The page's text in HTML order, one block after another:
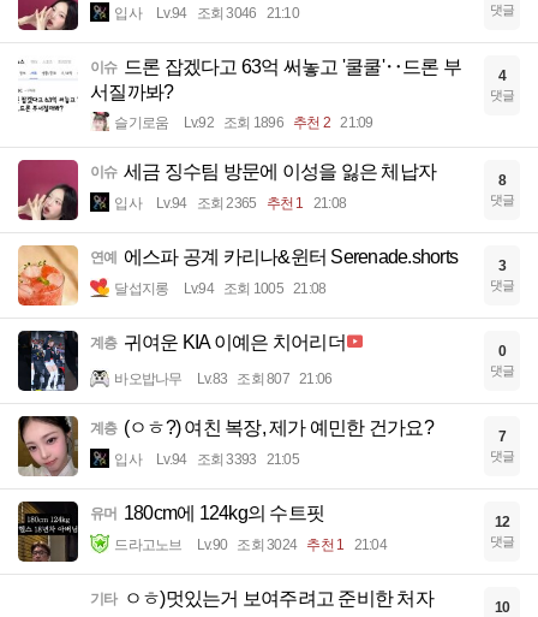
입사 Lv.94 조회 3046 21:10 댓글
이슈 드론 잡겠다고 63억 써놓고 '쿨쿨'‥드론 부
서질까봐?
슬기로움 Lv.92 조회 1896 추천 2 21:09
4
댓글
이슈 세금 징수팀 방문에 이성을 잃은 체납자
입사 Lv.94 조회 2365 추천 1 21:08
8
댓글
연예 에스파 공계 카리나&윈터 Serenade.shorts
달섭지롱 Lv.94 조회 1005 21:08
3
댓글
계층 귀여운 KIA 이예은 치어리더
바오밥나무 Lv.83 조회 807 21:06
0
댓글
계층 (ㅇㅎ?) 여친 복장, 제가 예민한 건가요?
입사 Lv.94 조회 3393 21:05
7
댓글
유머 180cm에 124kg의 수트핏
드라고노브 Lv.90 조회 3024 추천 1 21:04
12
댓글
기타 ㅇㅎ)멋있는거 보여주려고 준비한 처자 10